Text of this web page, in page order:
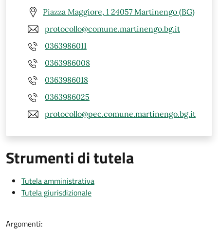
Piazza Maggiore, 1 24057 Martinengo (BG)
protocollo@comune.martinengo.bg.it
0363986011
0363986008
0363986018
0363986025
protocollo@pec.comune.martinengo.bg.it
Strumenti di tutela
Tutela amministrativa
Tutela giurisdizionale
Argomenti: